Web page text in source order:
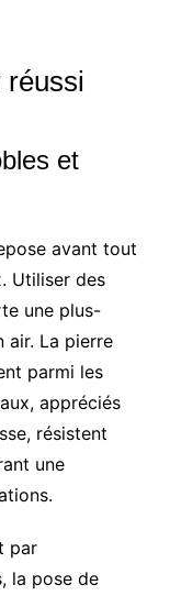
réussi
et
avant tout
Utiliser des
une plus-
air. La pierre
parmi les
appréciés
résistent
une
par
la pose de